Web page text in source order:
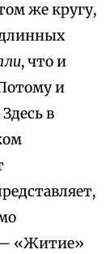
же кругу,
, что и
и
в
— «Житие»